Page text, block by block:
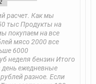
расчет. Как мы
тыс Продукты на
покупаем на все
мясо 2000 все
6000
неделя бензин Итого
день ежедневные
разное. Если